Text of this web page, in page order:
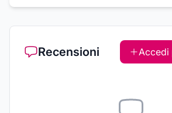
Recensioni Accedi